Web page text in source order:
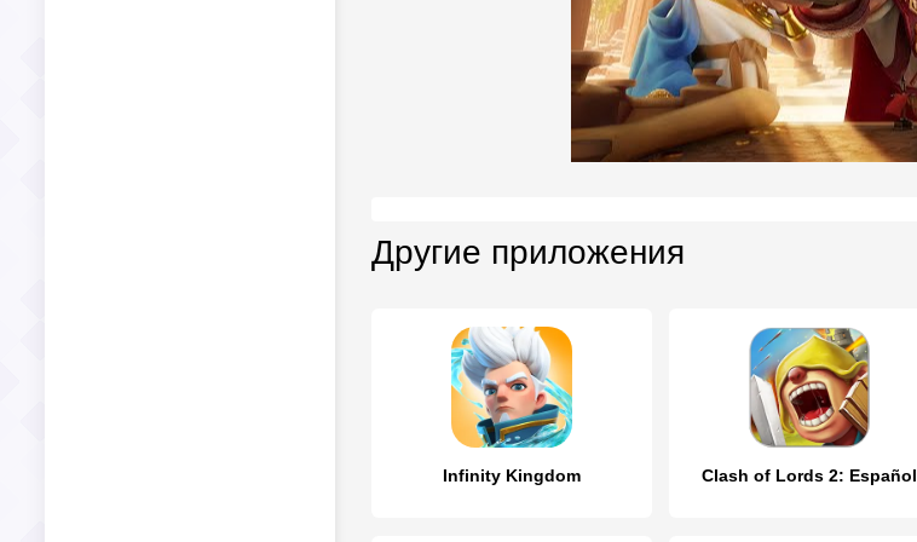
Другие приложения
Infinity Kingdom Clash of Lords 2: Español